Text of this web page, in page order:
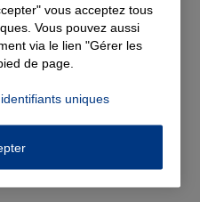
auto, moto
18ème
de s'adapter à la circulation
vous optiez pour la voiture,
adaptée est essentielle pour
ou les rues étroites de
vous acceptez tous
Vous pouvez aussi
via le lien "Gérer les
de page.
uniques